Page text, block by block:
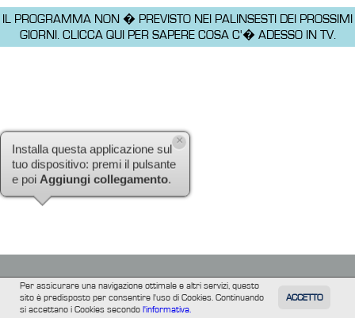
TUTTI FILM
Per assicurare una navigazione ottimale e altri servizi, questo
sito è predisposto per consentire l'uso di Cookies. Continuando
si accettano i Cookies secondol'informativa.
ACCETTO
IL PROGRAMMA NON � PREVISTO NEI PALINSESTI DEI PROSSIMI
GIORNI. CLICCA QUI PER SAPERE COSA C'� ADESSO IN TV.
Installa questa applicazione sul
tuo dispositivo: premi il pulsante